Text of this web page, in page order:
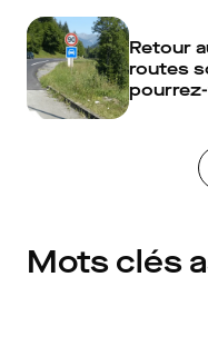
Retour
routes
Mots clés